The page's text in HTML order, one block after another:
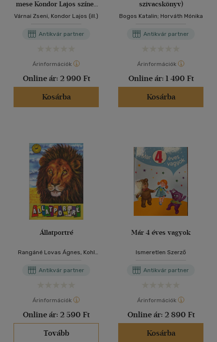
mese Kondor Lajos színes
Várnai Zseni, Kondor Lajos (ill.)
Antikvár partner
Árinformációk
Online ár: 2 990 Ft
Kosárba
szivacskönyv)
Bogos Katalin; Horváth Mónika
Antikvár partner
Árinformációk
Online ár: 1 490 Ft
Kosárba
Állatportré
Rangáné Lovas Ágnes, Kohl
Antikvár partner
Árinformációk
Online ár: 2 590 Ft
Tovább
Már 4 éves vagyok
Ismeretlen Szerző
Antikvár partner
Árinformációk
Online ár: 2 890 Ft
Kosárba